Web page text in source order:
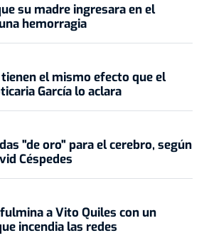
su madre ingresara en el
hemorragia
el mismo efecto que el
García lo aclara
"de oro" para el cerebro, según
Céspedes
a Vito Quiles con un
incendia las redes